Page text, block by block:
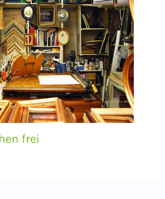
frei